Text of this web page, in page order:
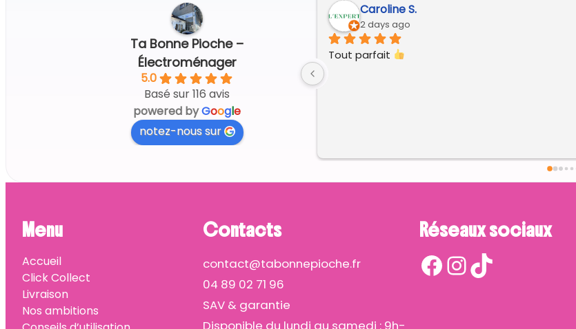
Ta Bonne Pioche –
Électroménager
5.0
Basé sur 116 avis
powered byGoogle
notez-nous sur
Regine G.
5 days ago
Menu
Accueil
Click Collect
Livraison
Nos ambitions
Contacts
contact@tabonnepioche.fr
04 89 02 71 96
SAV & garantie
Réseaux sociaux
Facebook InstagramTikTok